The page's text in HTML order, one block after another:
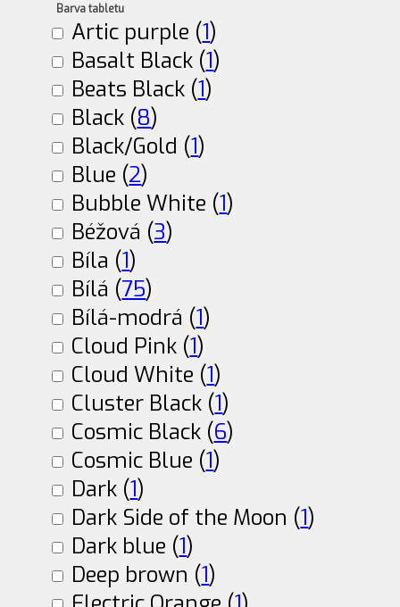
Barva tabletu
Artic purple (1)
Basalt Black (1)
Beats Black (1)
Black (8)
Black/Gold (1)
Blue (2)
Bubble White (1)
Béžová (3)
Bíla (1)
Bílá (75)
Bílá-modrá (1)
Cloud Pink (1)
Cloud White (1)
Cluster Black (1)
Cosmic Black (6)
Cosmic Blue (1)
Dark (1)
Dark Side of the Moon (1)
Dark blue (1)
Deep brown (1)